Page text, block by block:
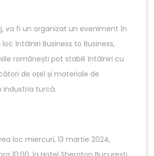
va fi un organizat un eveniment în
întâlniri Business to Business,
românești pot stabili întâlniri cu
de oțel și materiale de
industria turcă.
loc miercuri, 13 martie 2024,